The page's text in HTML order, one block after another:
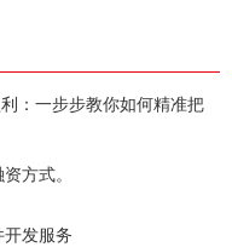
：一步步教你如何精准把
方式。
发服务